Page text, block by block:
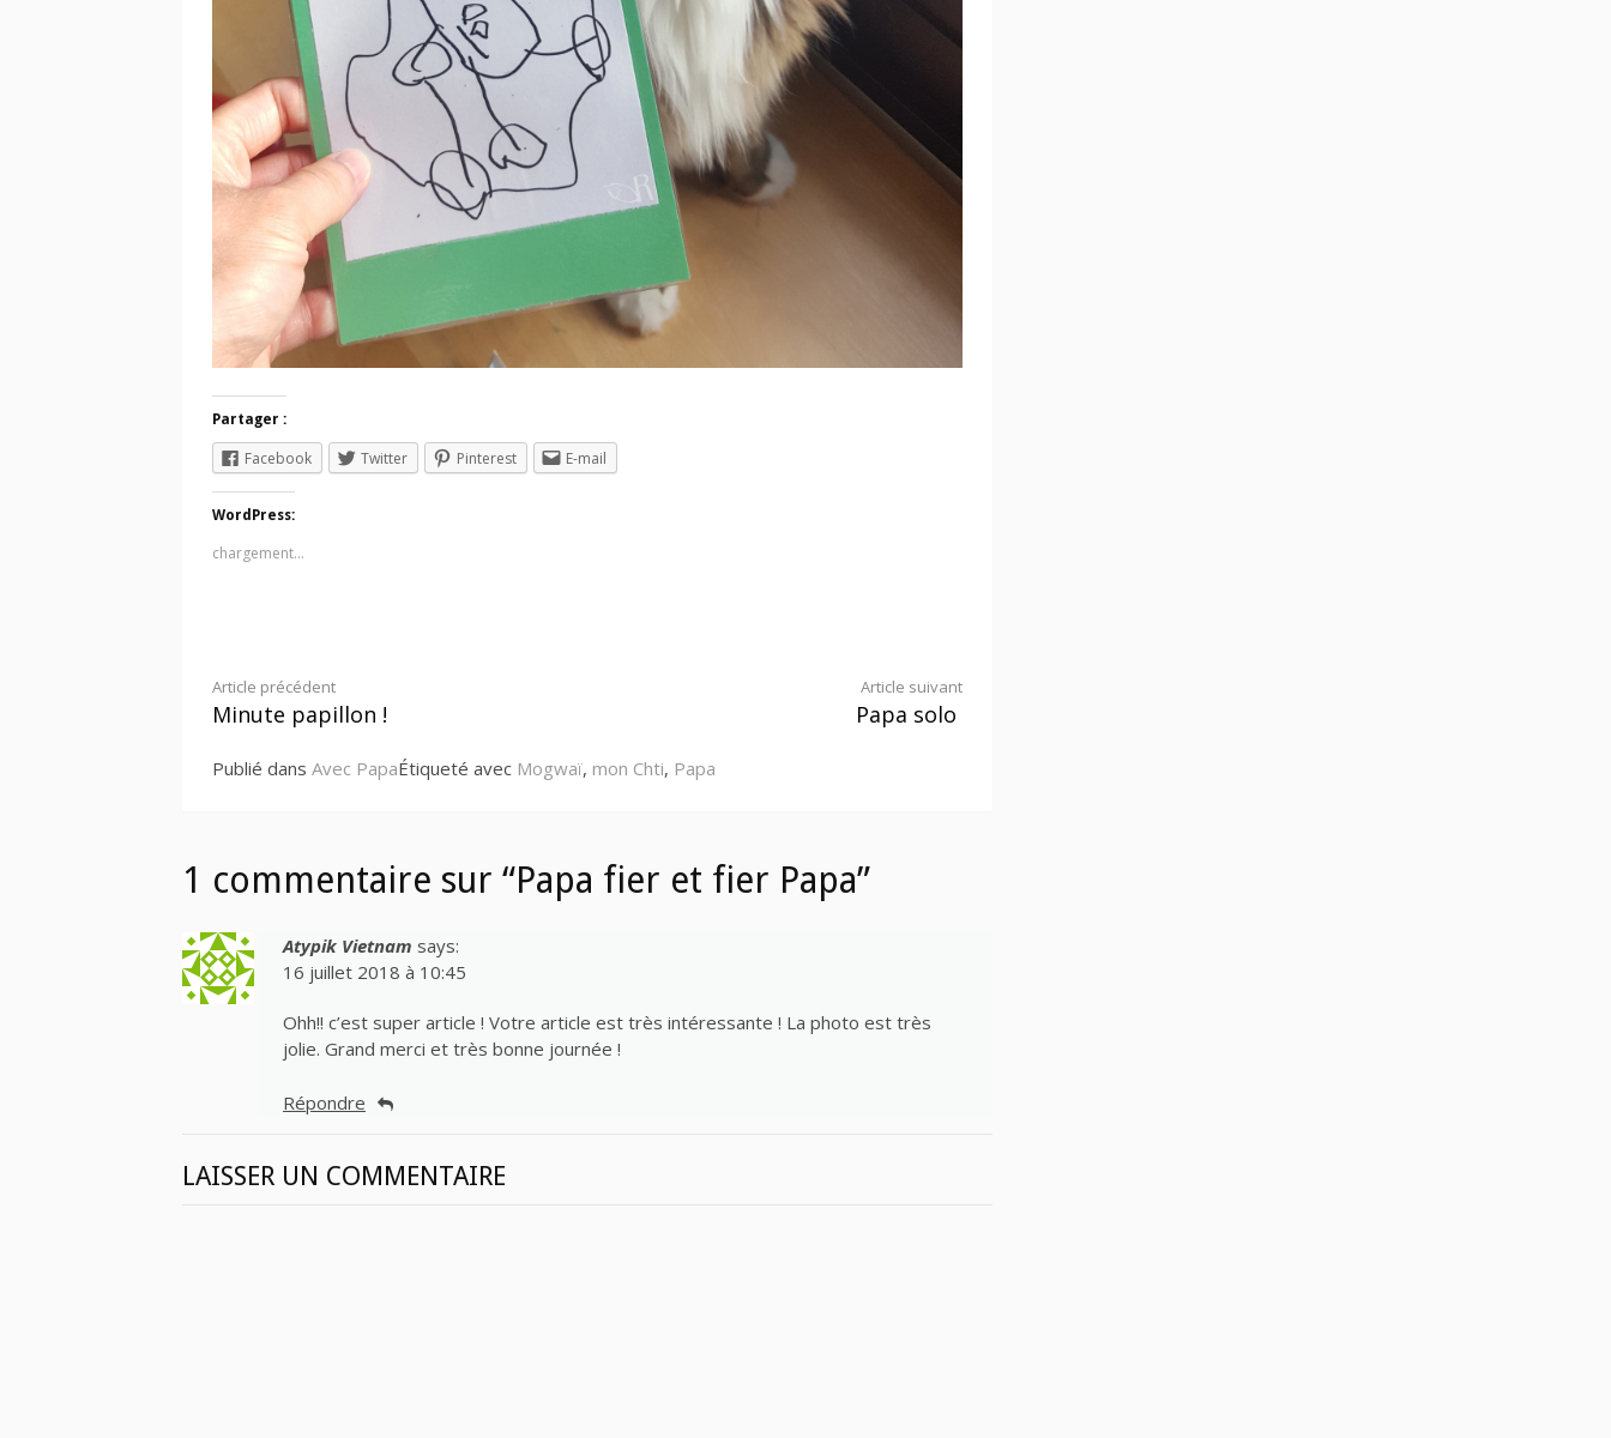
Partager :
Facebook Twitter Pinterest E-mail
WordPress:
chargement…
Lire
suite
Article précédent
Minute papillon !
Article suivant
Papa solo
Publié dans Avec PapaÉtiqueté avec Mogwaï, mon Chti, Papa
1 commentaire sur “Papa fier et fier Papa”
Atypik Vietnam says:
16 juillet 2018 à 10:45
Ohh!! c’est super article ! Votre article est très intéressante ! La photo est très
jolie. Grand merci et très bonne journée !
Répondre
LAISSER UN COMMENTAIRE